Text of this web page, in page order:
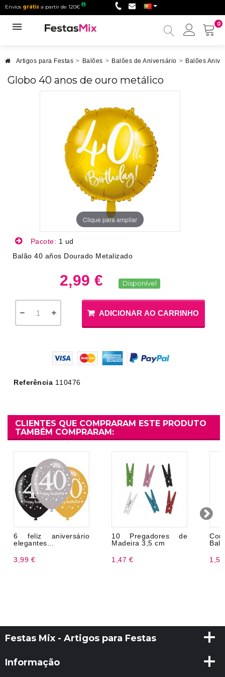
Envios grátis a partir de 120€
0
Minha
Artigos para Festas > Balões > Balões de Aniversário > Balões
Globo 40 anos de ouro metálico
Clique para ampliar
Pacote: 1 ud
Balão 40 años Dourado Metalizado
2,99 € Disponível
ADICIONAR AO CARRINHO
Referência 110476
CLIENTES QUE COMPRARAM ESTE PRODUTO
TAMBÉM COMPRARAM:
6 feliz aniversário
elegantes...
3,99 €
10 Pregadores de
Madeira 3,5 cm
1,47 €
Festas Mix - Artigos para Festas
Informação